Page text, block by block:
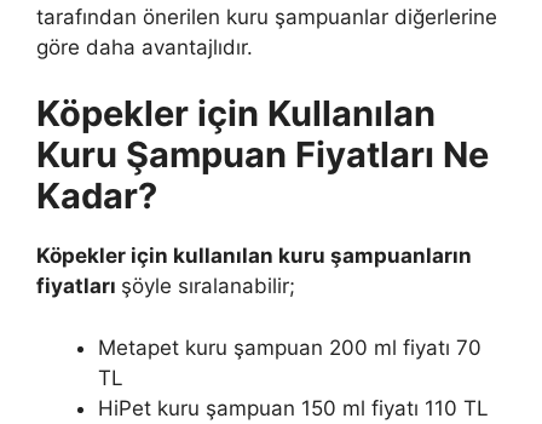
tarafından önerilen kuru şampuanlar diğerlerine
göre daha avantajlıdır.
Köpekler için Kullanılan
Kuru Şampuan Fiyatları Ne
Kadar?
Köpekler için kullanılan kuru şampuanların
fiyatları şöyle sıralanabilir;
Metapet kuru şampuan 200 ml fiyatı 70
TL
HiPet kuru şampuan 150 ml fiyatı 110 TL